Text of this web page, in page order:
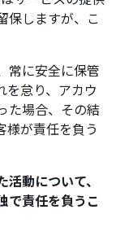
保しますが、こ
常に安全に保管
を怠り、アカウ
た場合、その結
様が責任を負う
動について、
で責任を負うこ